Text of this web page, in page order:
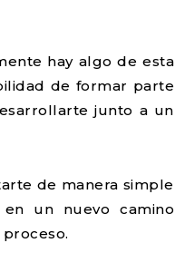
hay algo de esta
de formar parte
junto a un
de manera simple
un nuevo camino